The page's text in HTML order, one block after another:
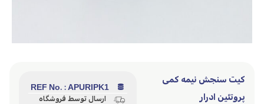
کیت سنجش نیمه کمی
پروتئین ادرار
REF No. : APURIPK1
ارسال توسط فروشگاه